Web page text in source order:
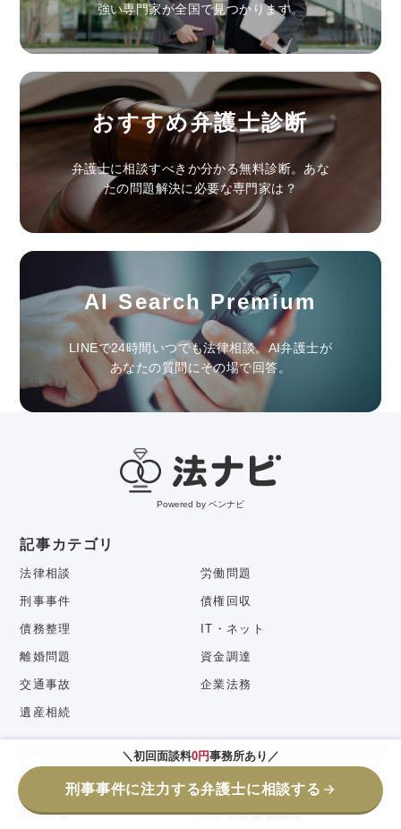
強い専門家が全国で見つかります。
おすすめ弁護士診断
弁護士に相談すべきか分かる無料診断。あな
たの問題解決に必要な専門家は？
AI Search Premium
LINEで24時間いつでも法律相談。AI弁護士が
あなたの質問にその場で回答。
Powered by ベンナビ
記事カテゴリ
法律相談 労働問題
刑事事件 債権回収
債務整理 IT・ネット
離婚問題 資金調達
交通事故 企業法務
遺産相続
関連サービス
ベンナビ ベンナビ債務整理
＼初回面談料0円事務所あり／
刑事事件に注力する弁護士に相談する